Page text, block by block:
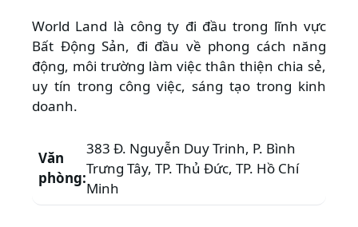
World Land là công ty đi đầu trong lĩnh vực
Bất Động Sản, đi đầu về phong cách năng
động, môi trường làm việc thân thiện chia sẻ,
uy tín trong công việc, sáng tạo trong kinh
doanh.
Văn
phòng:
383 Đ. Nguyễn Duy Trinh, P. Bình
Trưng Tây, TP. Thủ Đức, TP. Hồ Chí
Minh